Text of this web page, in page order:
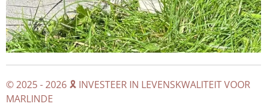
© 2025 - 2026 🎗️ INVESTEER IN LEVENSKWALITEIT VOOR
MARLINDE